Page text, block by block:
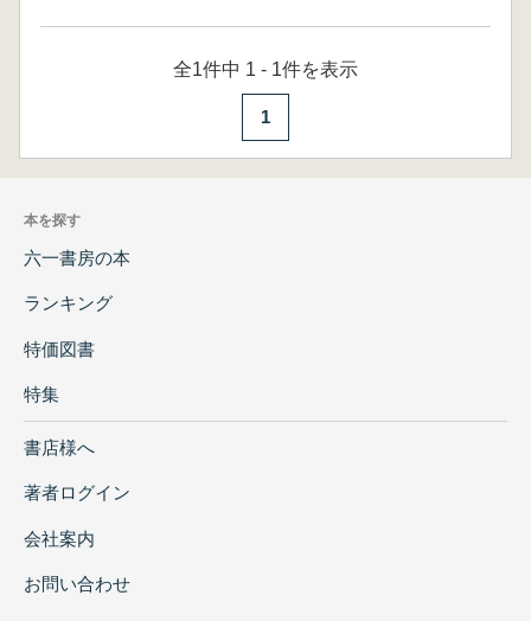
全1件中 1 - 1件を表示
1
本を探す
六一書房の本
ランキング
特価図書
特集
書店様へ
著者ログイン
会社案内
お問い合わせ